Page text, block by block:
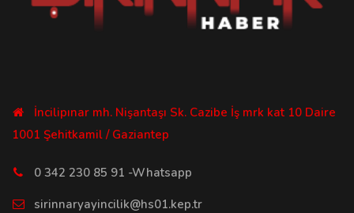
İncilipınar mh. Nişantaşı Sk. Cazibe İş mrk kat 10 Daire
1001 Şehitkamil / Gaziantep
0 342 230 85 91 -Whatsapp
sirinnaryayincilik@hs01.kep.tr